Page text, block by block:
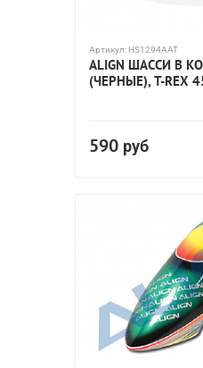
Артикул: HS1294AAT
ALIGN ШАССИ В
(ЧЕРНЫЕ), T-REX
590 руб